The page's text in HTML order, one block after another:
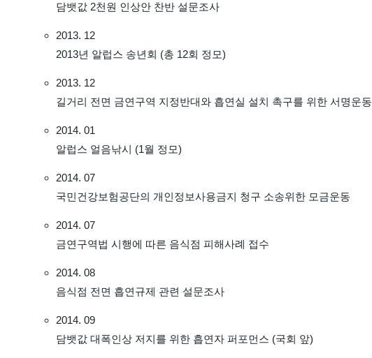
담뱃값 2천원 인상안 찬반 설문조사
2013. 12
2013년 알럽스 송년회 (총 12회 정모)
2013. 12
길거리 전면 금연구역 지정반대와 흡연실 설치 촉구를 위한 서명운동
2014. 01
알럽스 얼음낚시 (1월 정모)
2014. 07
국민건강보험공단의 개인정보사용금지 청구 소송위한 모금운동
2014. 07
금연구역법 시행에 따른 음식점 피해사례 접수
2014. 08
음식점 전면 흡연규제 관련 설문조사
2014. 09
담뱃값 대폭인상 저지를 위한 흡연자 퍼포먼스 (국회 앞)